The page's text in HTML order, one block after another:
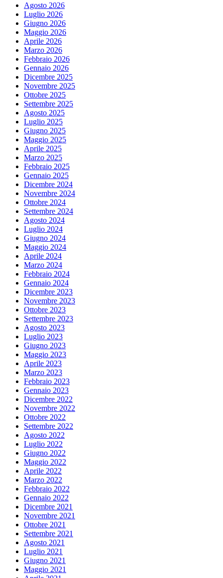
Agosto 2026
Luglio 2026
Giugno 2026
Maggio 2026
Aprile 2026
Marzo 2026
Febbraio 2026
Gennaio 2026
Dicembre 2025
Novembre 2025
Ottobre 2025
Settembre 2025
Agosto 2025
Luglio 2025
Giugno 2025
Maggio 2025
Aprile 2025
Marzo 2025
Febbraio 2025
Gennaio 2025
Dicembre 2024
Novembre 2024
Ottobre 2024
Settembre 2024
Agosto 2024
Luglio 2024
Giugno 2024
Maggio 2024
Aprile 2024
Marzo 2024
Febbraio 2024
Gennaio 2024
Dicembre 2023
Novembre 2023
Ottobre 2023
Settembre 2023
Agosto 2023
Luglio 2023
Giugno 2023
Maggio 2023
Aprile 2023
Marzo 2023
Febbraio 2023
Gennaio 2023
Dicembre 2022
Novembre 2022
Ottobre 2022
Settembre 2022
Agosto 2022
Luglio 2022
Giugno 2022
Maggio 2022
Aprile 2022
Marzo 2022
Febbraio 2022
Gennaio 2022
Dicembre 2021
Novembre 2021
Ottobre 2021
Settembre 2021
Agosto 2021
Luglio 2021
Giugno 2021
Maggio 2021